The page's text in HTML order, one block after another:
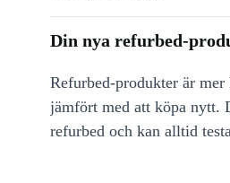
Din nya refurbed-
Refurbed-produkter är
jämfört med att köpa nytt.
refurbed och kan alltid